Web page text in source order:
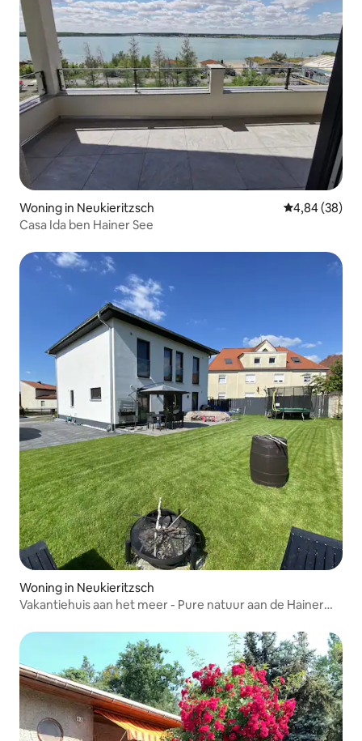
Woning in Neukieritzsch Gemiddelde
4,84 (38)
Casa Ida ben Hainer See
Woning in Neukieritzsch
Vakantiehuis aan het meer - Pure natuur aan de Hainer